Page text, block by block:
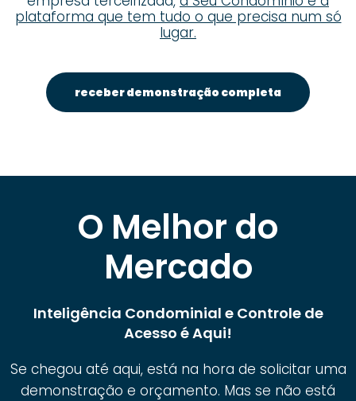
plataforma que tem tudo o que precisa num só
lugar.
receber demonstração completa
O Melhor do
Mercado
Inteligência Condominial e Controle de
Acesso é Aqui!
Se chegou até aqui, está na hora de solicitar uma
demonstração e orçamento. Mas se não está